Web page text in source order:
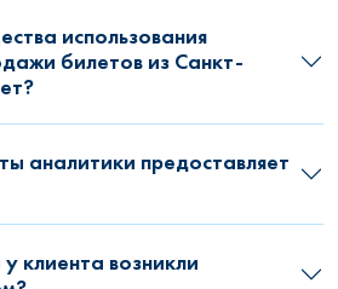
использования
билетов из Санкт-
аналитики предоставляет
клиента возникли